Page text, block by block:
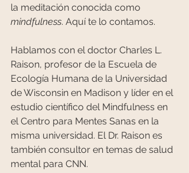
la meditación conocida como
mindfulness. Aquí te lo contamos.
Hablamos con el doctor Charles L.
Raison, profesor de la Escuela de
Ecología Humana de la Universidad
de Wisconsin en Madison y líder en el
estudio científico del Mindfulness en
el Centro para Mentes Sanas en la
misma universidad. El Dr. Raison es
también consultor en temas de salud
mental para CNN.